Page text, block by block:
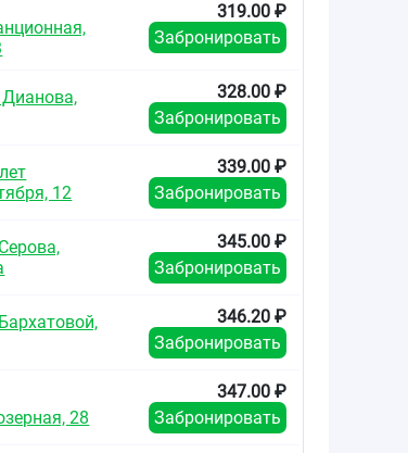
319.00 ₽
Забронировать
Дианова,
328.00 ₽
Забронировать
12
339.00 ₽
Забронировать
345.00 ₽
Забронировать
346.20 ₽
Забронировать
28
347.00 ₽
Забронировать